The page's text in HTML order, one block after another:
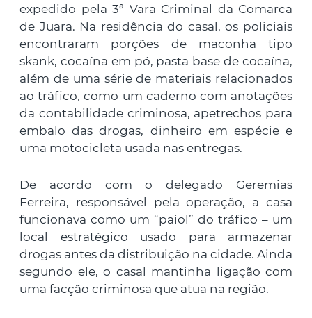
expedido pela 3ª Vara Criminal da Comarca
de Juara. Na residência do casal, os policiais
encontraram porções de maconha tipo
skank, cocaína em pó, pasta base de cocaína,
além de uma série de materiais relacionados
ao tráfico, como um caderno com anotações
da contabilidade criminosa, apetrechos para
embalo das drogas, dinheiro em espécie e
uma motocicleta usada nas entregas.
De acordo com o delegado Geremias
Ferreira, responsável pela operação, a casa
funcionava como um “paiol” do tráfico – um
local estratégico usado para armazenar
drogas antes da distribuição na cidade. Ainda
segundo ele, o casal mantinha ligação com
uma facção criminosa que atua na região.